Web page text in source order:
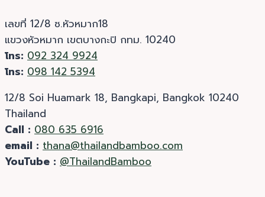
เลขที่ 12/8 ซ.หัวหมาก18
แขวงหัวหมาก เขตบางกะปิ กทม. 10240
โทร: 092 324 9924
โทร: 098 142 5394
12/8 Soi Huamark 18, Bangkapi, Bangkok 10240
Thailand
Call : 080 635 6916
email : thana@thailandbamboo.com
YouTube : @ThailandBamboo